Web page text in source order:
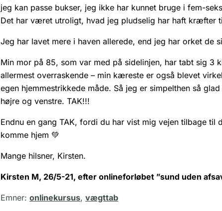
jeg kan passe bukser, jeg ikke har kunnet bruge i fem-
Det har været utroligt, hvad jeg pludselig har haft kræfter
Jeg har lavet mere i haven allerede, end jeg har orket de
Min mor på 85, som var med på sidelinjen, har tabt sig 3
allermest overraskende – min kæreste er også blevet
egen hjemmestrikkede måde. Så jeg er simpelthen så
højre og venstre. TAK!!!
Endnu en gang TAK, fordi du har vist mig vejen tilbage
komme hjem 💚
Mange hilsner, Kirsten.
Kirsten M, 26/5-21, efter onlineforløbet ”sund uden
Emner: onlinekursus, vægttab